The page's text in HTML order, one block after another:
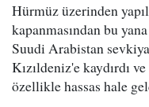
Hürmüz üzerinden
kapanmasından bu
Suudi Arabistan
Kızıldeniz'e kaydırdı
özellikle hassas hale